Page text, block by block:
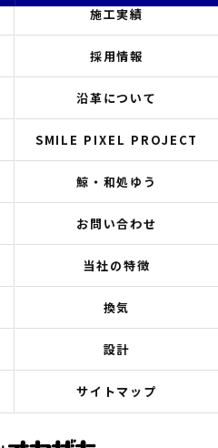
施工実績
採用情報
沿革について
SMILE PIXEL PROJECT
鯨・和処ゆう
お問い合わせ
当社の特徴
換気
設計
サイトマップ